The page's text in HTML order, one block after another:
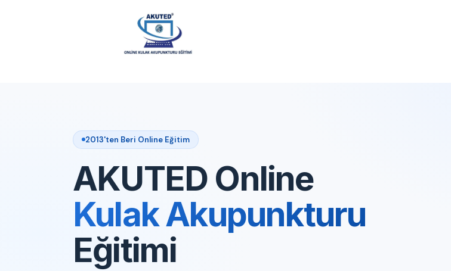
2013'ten Beri Online Eğitim
AKUTED Online
Kulak Akupunkturu
Eğitimi